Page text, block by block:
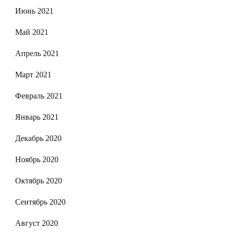
Июнь 2021
Май 2021
Апрель 2021
Март 2021
Февраль 2021
Январь 2021
Декабрь 2020
Ноябрь 2020
Октябрь 2020
Сентябрь 2020
Август 2020